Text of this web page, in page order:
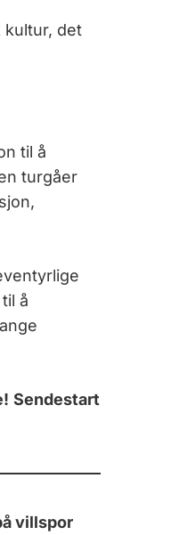
kultur, det
til å
turgåer
å
Sendestart
villspor